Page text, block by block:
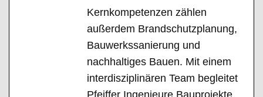
Kernkompetenzen zählen
außerdem Brandschutzplanung,
Bauwerkssanierung und
nachhaltiges Bauen. Mit einem
interdisziplinären Team begleitet